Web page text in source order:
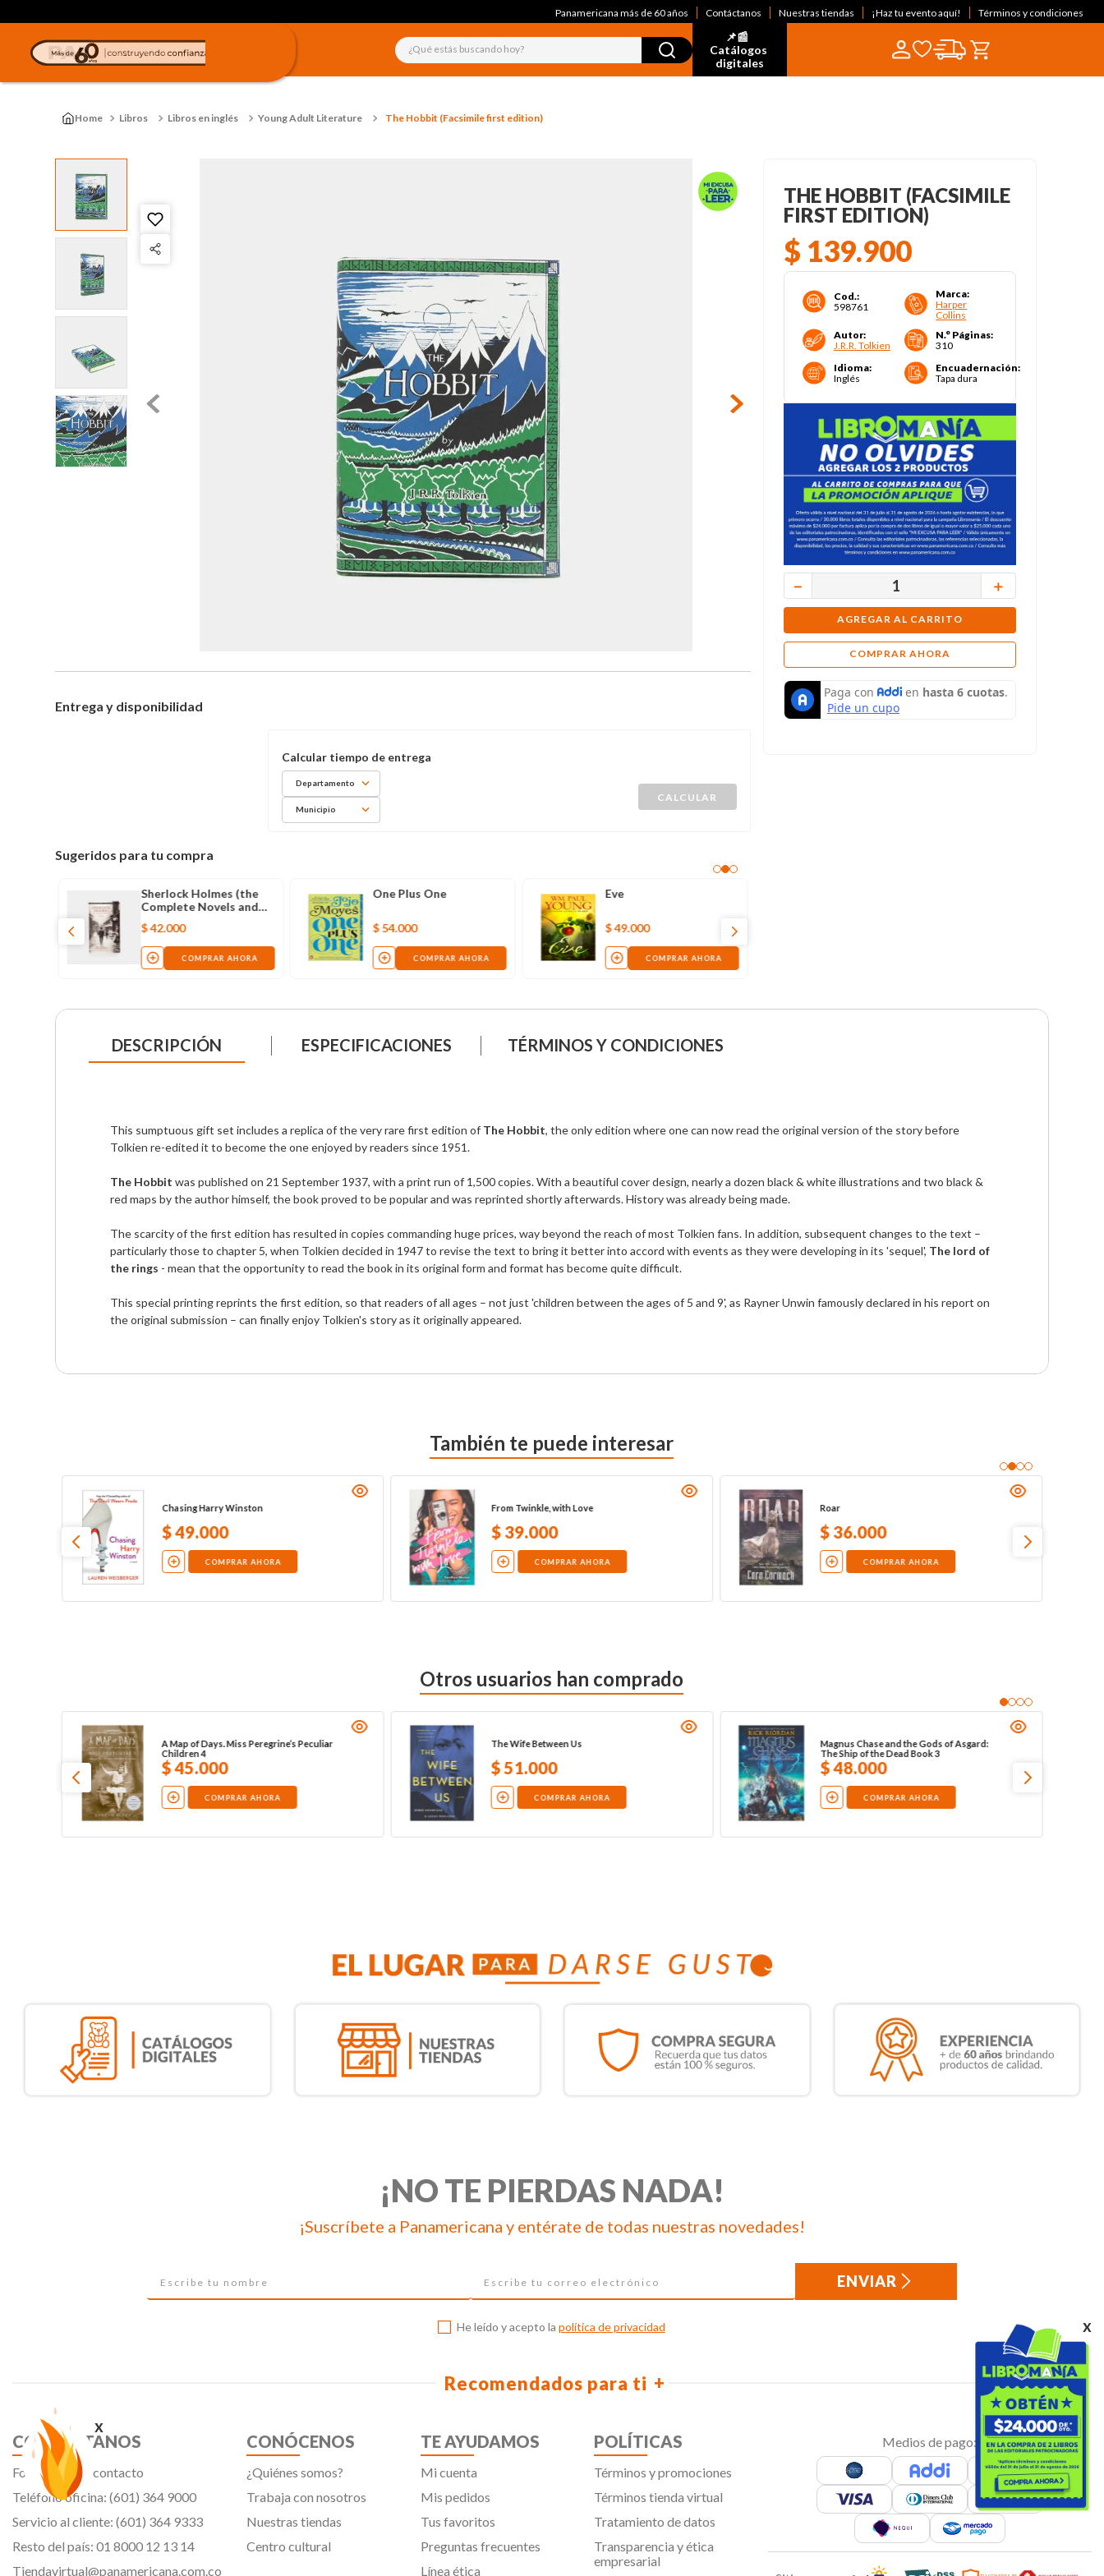
x
x
Panamericana más de 60 años Contáctanos Nuestras tiendas ¡Haz tu evento aquí! Términos y condiciones
¿Qué estás buscando hoy?
📌📰
Catálogos
digitales
Libros Libros en inglés Young Adult Literature The Hobbit (Facsimile first edition)
Entrega y disponibilidad
Departamento
Municipio
Sugeridos para tu compra
Sherlock Holmes (the
Complete Novels and
Stories - Volume I)
$42.000
COMPRAR AHORA
One Plus One
$54.000
COMPRAR AHORA
Eve
$49.000
COMPRAR AHORA
THE HOBBIT (FACSIMILE
FIRST EDITION)
$ 139.900
Cod.:
598761
Marca:
Harper
Collins
Autor:
J.R.R. Tolkien
N.° Páginas:
310
Idioma:
Inglés
Encuadernación:
Tapa dura
＋
－
AGREGAR AL CARRITO
COMPRAR AHORA
DESCRIPCIÓN ESPECIFICACIONES TÉRMINOS Y CONDICIONES
This sumptuous gift set includes a replica of the very rare first edition of The Hobbit, the only edition where one can now read the original version of the story before
Tolkien re-edited it to become the one enjoyed by readers since 1951.
The Hobbit was published on 21 September 1937, with a print run of 1,500 copies. With a beautiful cover design, nearly a dozen black & white illustrations and two black &
red maps by the author himself, the book proved to be popular and was reprinted shortly afterwards. History was already being made.
The scarcity of the first edition has resulted in copies commanding huge prices, way beyond the reach of most Tolkien fans. In addition, subsequent changes to the text –
particularly those to chapter 5, when Tolkien decided in 1947 to revise the text to bring it better into accord with events as they were developing in its 'sequel', The lord of
the rings - mean that the opportunity to read the book in its original form and format has become quite difficult.
This special printing reprints the first edition, so that readers of all ages – not just 'children between the ages of 5 and 9', as Rayner Unwin famously declared in his report on
the original submission – can finally enjoy Tolkien's story as it originally appeared.
También te puede interesar
Chasing Harry Winston
$49.000
COMPRAR AHORA
From Twinkle, with Love
$ 39.000
COMPRAR AHORA
Roar
$ 36.000
COMPRAR AHORA
Otros usuarios han comprado
A Map of Days. Miss Peregrine’s Peculiar
Children 4
$45.000
COMPRAR AHORA
The Wife Between Us
$51.000
COMPRAR AHORA
Magnus Chase and the Gods of Asgard:
The Ship of the Dead Book 3
$48.000
COMPRAR AHORA
¡NO TE PIERDAS NADA!
¡Suscríbete a Panamericana y entérate de todas nuestras novedades!
ENVIAR
He leído y acepto la política de privacidad
Recomendados para ti
CONTÁCTANOS
Formulario de contacto
Teléfono oficina: (601) 364 9000
Servicio al cliente: (601) 364 9333
Resto del país: 01 8000 12 13 14
Tiendavirtual@panamericana.com.co
CONÓCENOS
¿Quiénes somos?
Trabaja con nosotros
Nuestras tiendas
Centro cultural
TE AYUDAMOS
Mi cuenta
Mis pedidos
Tus favoritos
Preguntas frecuentes
Línea ética
POLÍTICAS
Términos y promociones
Términos tienda virtual
Tratamiento de datos
Transparencia y ética
empresarial
Medios de pago: